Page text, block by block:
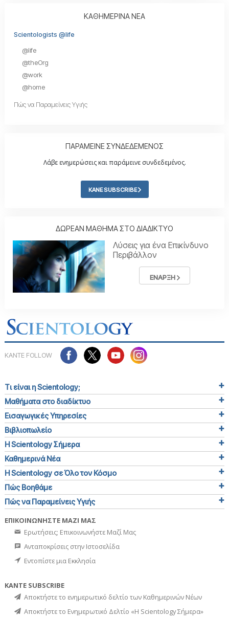
ΚΑΘΗΜΕΡΙΝΑ ΝΕΑ
Scientologists @life
@life
@theOrg
@work
@home
Πώς να Παραμείνεις Υγιής
ΠΑΡΑΜΕΙΝΕ ΣΥΝΔΕΔΕΜΕΝΟΣ
Λάβε ενημερώσεις και παράμεινε συνδεδεμένος.
ΚΑΝΕ SUBSCRIBE
ΔΩΡΕΑΝ ΜΑΘΗΜΑ ΣΤΟ ΔΙΑΔΙΚΤΥΟ
Λύσεις για ένα Επικίνδυνο
Περιβάλλον
ΕΝΑΡΞΗ
ΚΑΝΤΕ FOLLOW
Τι είναι η Scientology;
Μαθήματα στο διαδίκτυο
Εισαγωγικές Υπηρεσίες
Βιβλιοπωλείο
Η Scientology Σήμερα
Καθημερινά Νέα
Η Scientology σε Όλο τον Κόσμο
Πώς Βοηθάμε
Πώς να Παραμείνεις Υγιής
ΕΠΙΚΟΙΝΩΝΗΣΤΕ ΜΑΖΙ ΜΑΣ
Ερωτήσεις; Επικοινωνήστε Μαζί Μας
Ανταποκρίσεις στην Ιστοσελίδα
Εντοπίστε μια Εκκλησία
ΚΑΝΤΕ SUBSCRIBE
Αποκτήστε το ενημερωτικό δελτίο των Καθημερινών Νέων
Αποκτήστε το Ενημερωτικό Δελτίο «Η Scientology Σήμερα»